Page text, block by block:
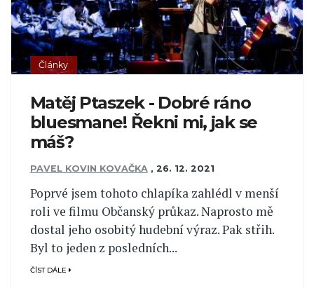
Články
Matěj Ptaszek - Dobré ráno
bluesmane! Řekni mi, jak se
máš?
PAVEL KOVIN KOVAČKA , 26. 12. 2021
Poprvé jsem tohoto chlapíka zahlédl v menší
roli ve filmu Občanský průkaz. Naprosto mě
dostal jeho osobitý hudební výraz. Pak střih.
Byl to jeden z posledních...
ČÍST DÁLE